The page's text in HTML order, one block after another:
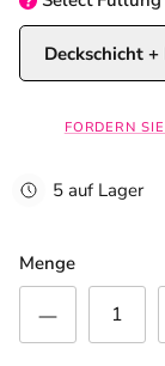
Deckschicht
FORDERN
5 auf Lager
Menge